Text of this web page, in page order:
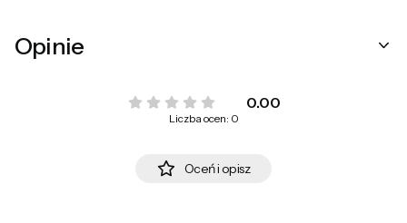
Opinie
0.00
Liczba ocen: 0
Oceń i opisz